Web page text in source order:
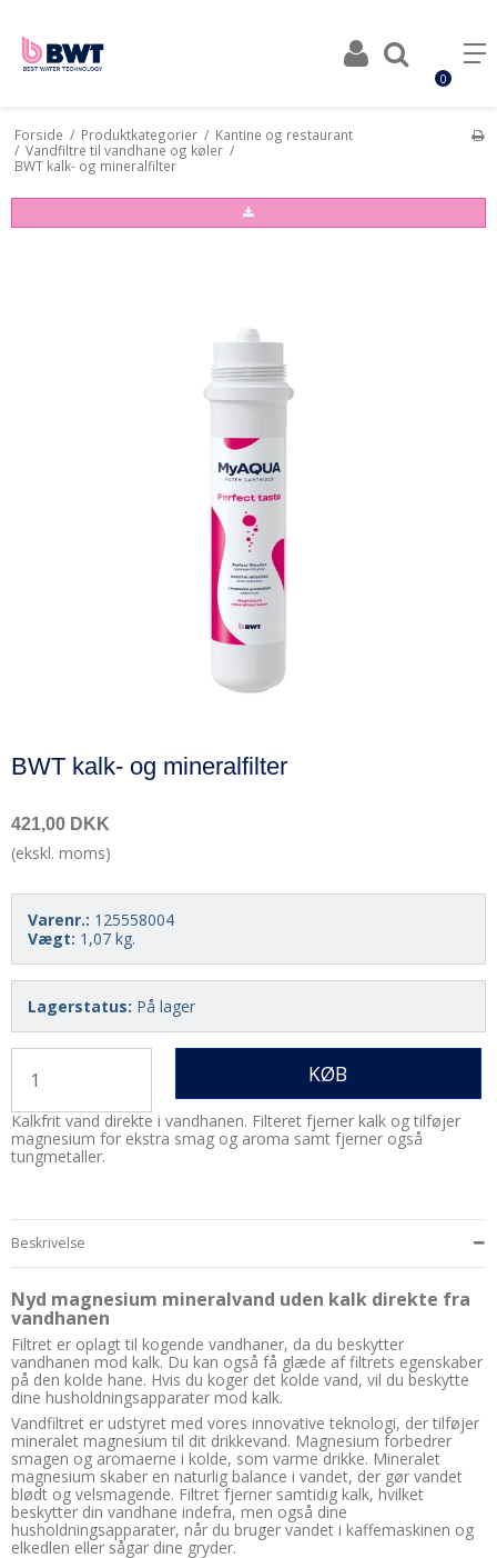
0
Forside / Produktkategorier / Kantine og restaurant
/ Vandfiltre til vandhane og køler /
BWT kalk- og mineralfilter
BWT kalk- og mineralfilter
421,00 DKK
(ekskl. moms)
Varenr.: 125558004
Vægt: 1,07 kg.
Lagerstatus: På lager
KØB
Kalkfrit vand direkte i vandhanen. Filteret fjerner kalk og tilføjer
magnesium for ekstra smag og aroma samt fjerner også
tungmetaller.
Beskrivelse
Nyd magnesium mineralvand uden kalk direkte fra
vandhanen
Filtret er oplagt til kogende vandhaner, da du beskytter
vandhanen mod kalk. Du kan også få glæde af filtrets egenskaber
på den kolde hane. Hvis du koger det kolde vand, vil du beskytte
dine husholdningsapparater mod kalk.
Vandfiltret er udstyret med vores innovative teknologi, der tilføjer
mineralet magnesium til dit drikkevand. Magnesium forbedrer
smagen og aromaerne i kolde, som varme drikke. Mineralet
magnesium skaber en naturlig balance i vandet, der gør vandet
blødt og velsmagende. Filtret fjerner samtidig kalk, hvilket
beskytter din vandhane indefra, men også dine
husholdningsapparater, når du bruger vandet i kaffemaskinen og
elkedlen eller sågar dine gryder.